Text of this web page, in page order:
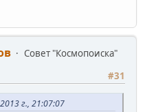
Совет "Космопоиска"
#31
г., 21:07:07